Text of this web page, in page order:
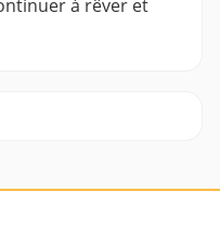
à rêver et